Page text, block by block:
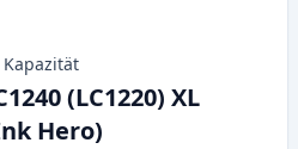
Kapazität
(LC1220) XL
Hero)